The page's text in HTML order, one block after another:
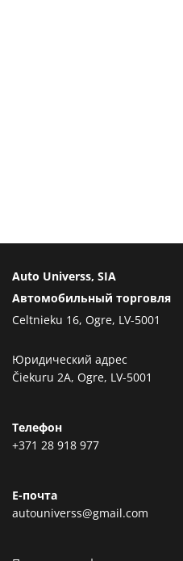
Auto Universs, SIA
Автомобильный торговля
Celtnieku 16, Ogre, LV-5001
Юридический адрес
Čiekuru 2A, Ogre, LV-5001
Телефон
+371 28 918 977
Е-почта
autouniverss@gmail.com